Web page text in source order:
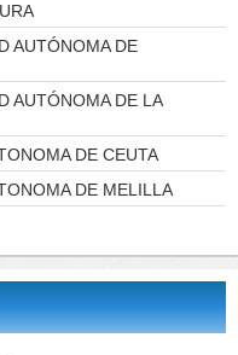
AUTÓNOMA DE
AUTÓNOMA DE LA
DE CEUTA
DE MELILLA